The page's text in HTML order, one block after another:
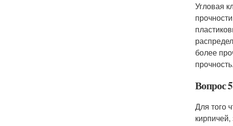
Угловая
более
прочность.
Вопрос
Для того